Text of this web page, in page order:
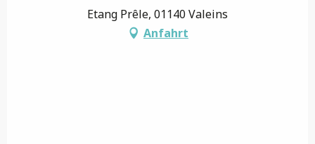
Etang Prêle, 01140 Valeins
Anfahrt